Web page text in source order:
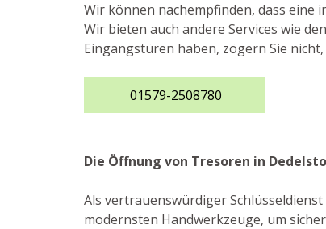
Wir können nachempfinden, dass eine
Wir bieten auch andere Services wie
Eingangstüren haben, zögern Sie
01579-2508780
Die Öffnung von Tresoren in
Als vertrauenswürdiger
modernsten Handwerkzeuge, um